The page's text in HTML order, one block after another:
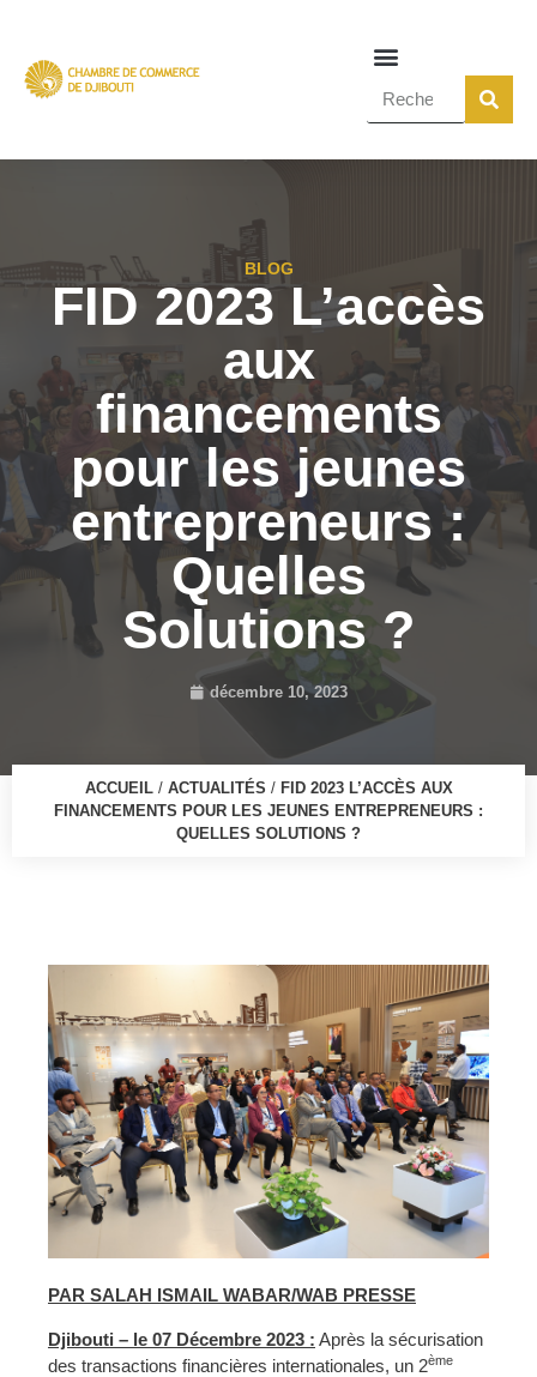
BLOG
FID 2023 L’accès
aux
financements
pour les jeunes
entrepreneurs :
Quelles
Solutions ?
décembre 10, 2023
ACCUEIL/ ACTUALITÉS / FID 2023 L’ACCÈS AUX
FINANCEMENTS POUR LES JEUNES ENTREPRENEURS :
QUELLES SOLUTIONS ?
PAR SALAH ISMAIL WABAR/WAB PRESSE
Djibouti – le 07 Décembre 2023 : Après la sécurisation
des transactions financières internationales, un 2ème